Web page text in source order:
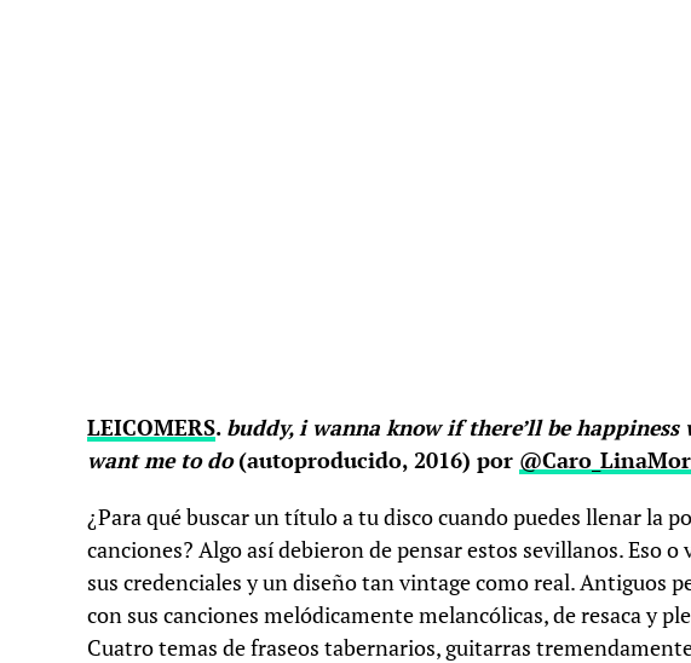
LEICOMERS. buddy, i wanna know if there’ll be
want me to do(autoproducido, 2016) por
¿Para qué buscar un título a tu disco cuando puedes llenar la
canciones? Algo así debieron de pensar estos sevillanos. Eso
sus credenciales y un diseño tan vintage como real. Antiguos
con sus canciones melódicamente melancólicas, de resaca y
Cuatro temas de fraseos tabernarios, guitarras